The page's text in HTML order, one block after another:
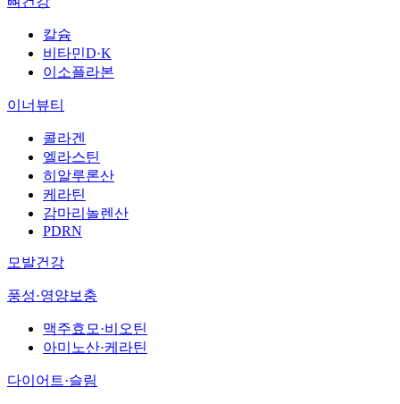
칼슘
비타민D·K
이소플라본
이너뷰티
콜라겐
엘라스틴
히알루론산
케라틴
감마리놀렌산
PDRN
모발건강
풍성·영양보충
맥주효모·비오틴
아미노산·케라틴
다이어트·슬림